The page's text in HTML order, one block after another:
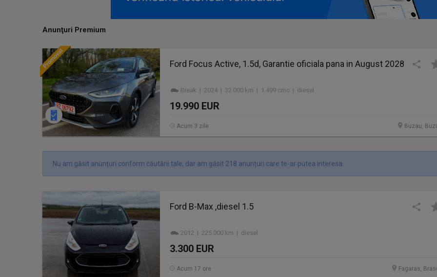
Anunţuri Premium
Ford Focus Active, 1.5d, Garantie oficiala pana in August 2028
Break | 2024 | 32.000 km | 1.499 cmc | diesel
19.990 EUR
Buzau,
Acum 3 zile
Nu am găsit anunțuri conform căutării tale, dar am găsit 218 anunțuri care te-ar putea interesa.
Ford B-Max ,diesel 1.5
2012 | 225.000 km | diesel
3.300 EUR
Fagaras,
Acum 17 ore